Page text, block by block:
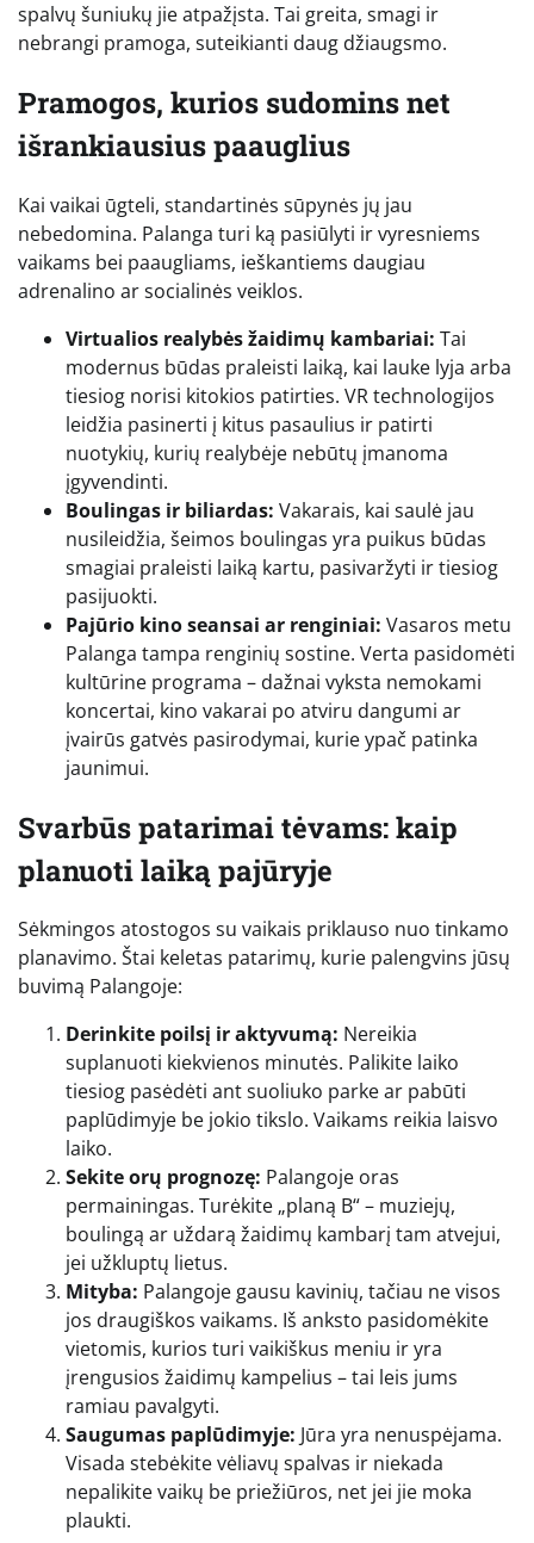
spalvų šuniukų jie atpažįsta. Tai greita, smagi ir
nebrangi pramoga, suteikianti daug džiaugsmo.
Pramogos, kurios sudomins net
išrankiausius paauglius
Kai vaikai ūgteli, standartinės sūpynės jų jau
nebedomina. Palanga turi ką pasiūlyti ir vyresniems
vaikams bei paaugliams, ieškantiems daugiau
adrenalino ar socialinės veiklos.
Virtualios realybės žaidimų kambariai: Tai
modernus būdas praleisti laiką, kai lauke lyja arba
tiesiog norisi kitokios patirties. VR technologijos
leidžia pasinerti į kitus pasaulius ir patirti
nuotykių, kurių realybėje nebūtų įmanoma
įgyvendinti.
Boulingas ir biliardas: Vakarais, kai saulė jau
nusileidžia, šeimos boulingas yra puikus būdas
smagiai praleisti laiką kartu, pasivaržyti ir tiesiog
pasijuokti.
Pajūrio kino seansai ar renginiai: Vasaros metu
Palanga tampa renginių sostine. Verta pasidomėti
kultūrine programa – dažnai vyksta nemokami
koncertai, kino vakarai po atviru dangumi ar
įvairūs gatvės pasirodymai, kurie ypač patinka
jaunimui.
Svarbūs patarimai tėvams: kaip
planuoti laiką pajūryje
Sėkmingos atostogos su vaikais priklauso nuo tinkamo
planavimo. Štai keletas patarimų, kurie palengvins jūsų
buvimą Palangoje:
Derinkite poilsį ir aktyvumą: Nereikia
suplanuoti kiekvienos minutės. Palikite laiko
tiesiog pasėdėti ant suoliuko parke ar pabūti
paplūdimyje be jokio tikslo. Vaikams reikia laisvo
laiko.
Sekite orų prognozę: Palangoje oras
permainingas. Turėkite „planą B“ – muziejų,
boulingą ar uždarą žaidimų kambarį tam atvejui,
jei užkluptų lietus.
Mityba: Palangoje gausu kavinių, tačiau ne visos
jos draugiškos vaikams. Iš anksto pasidomėkite
vietomis, kurios turi vaikiškus meniu ir yra
įrengusios žaidimų kampelius – tai leis jums
ramiau pavalgyti.
Saugumas paplūdimyje: Jūra yra nenuspėjama.
Visada stebėkite vėliavų spalvas ir niekada
nepalikite vaikų be priežiūros, net jei jie moka
plaukti.